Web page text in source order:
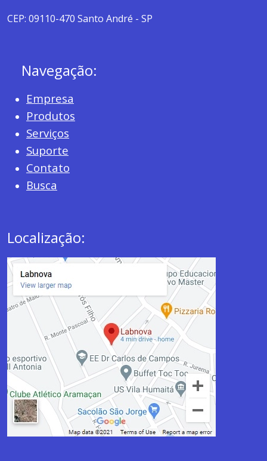
CEP: 09110-470 Santo André - SP
Navegação:
Empresa
Produtos
Serviços
Suporte
Contato
Busca
Localização: